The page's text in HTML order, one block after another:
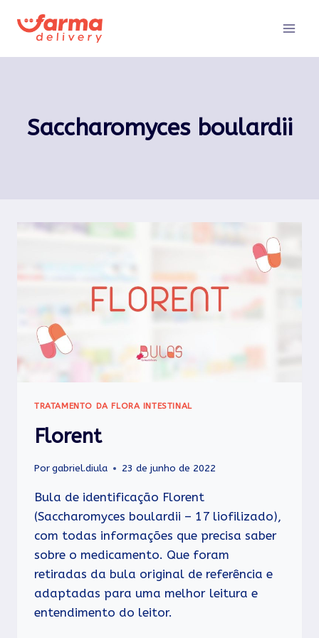
para
Saccharomyces boulardii
TRATAMENTO DA FLORA INTESTINAL
Florent
Porgabriel.diula 23 de junho de 2022
Bula de identificação Florent
(Saccharomyces boulardii – 17 liofilizado),
com todas informações que precisa saber
sobre o medicamento. Que foram
retiradas da bula original de referência e
adaptadas para uma melhor leitura e
entendimento do leitor.